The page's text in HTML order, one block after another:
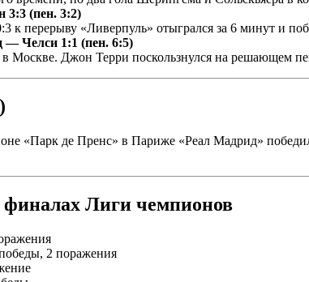
(пен. 3:2)
к перерыву «Ливерпуль» отыгрался за 6 минут и
— Челси 1:1 (пен. 6:5)
Москве. Джон Терри поскользнулся на решающем
«Парк де Пренс» в Париже «Реал Мадрид»
Лиги чемпионов
2 поражения